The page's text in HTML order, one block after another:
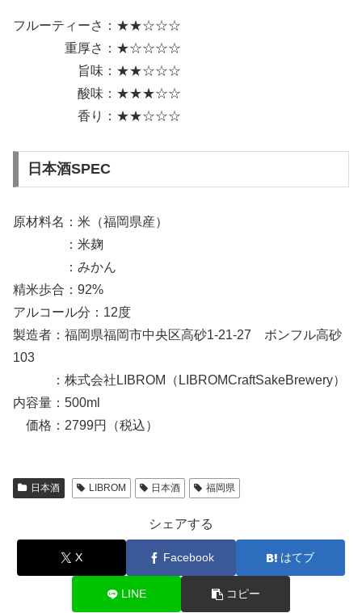
フルーティーさ：★★☆☆☆
重厚さ：★☆☆☆☆
旨味：★★☆☆☆
酸味：★★★☆☆
香り：★★☆☆☆
日本酒SPEC
原材料名：米（福岡県産）
：米麹
：みかん
精米歩合：92%
アルコール分：12度
製造者：福岡県福岡市中央区高砂1-21-27 ボンフル高砂
103
：株式会社LIBROM（LIBROMCraftSakeBrewery）
内容量：500ml
価格：2799円（税込）
日本酒 LIBROM 日本酒 福岡県
シェアする
X Facebook はてブ
LINE コピー